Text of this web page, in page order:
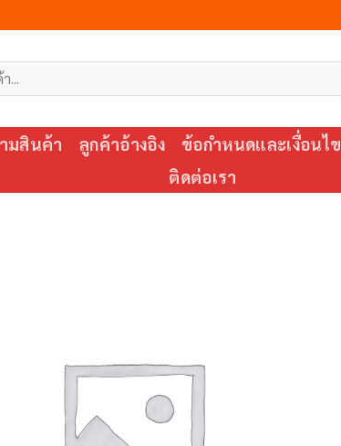
มสินค้า ลูกค้าอ้างอิง ข้อกำหนดและเงื่อนไข
ติดต่อเรา